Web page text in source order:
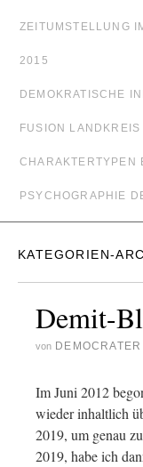
ZEITUMSTELLUNG
2015
DEMOKRATISCHE
FUSION
CHARAKTERTYPEN
PSYCHOGRAPHIE
KATEGORIEN-
Demit-
von DEMOCRATER
Im Juni 2012
wieder inhaltlich
2019, um genau
2019, habe ich